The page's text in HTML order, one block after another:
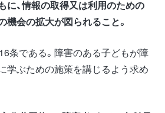
に、情報の取得又は利用のための
機会の拡大が図られること。
条である。障害のある子どもが障
学ぶための施策を講じるよう求め